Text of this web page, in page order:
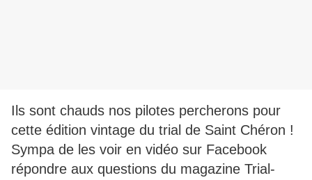
Ils sont chauds nos pilotes percherons pour
cette édition vintage du trial de Saint Chéron !
Sympa de les voir en vidéo sur Facebook
répondre aux questions du magazine Trial-